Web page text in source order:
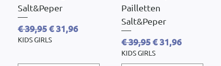
Salt&Peper
Standardpreis
€ 39,95Sale-Preis
€ 31,96
KIDS GIRLS
Pailletten
Salt&Peper
Standardpreis
€ 39,95Sale-Preis
€ 31,96
KIDS GIRLS